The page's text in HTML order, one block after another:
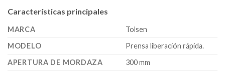
Características principales
MARCA
Tolsen
MODELO
Prensa liberación rápida.
APERTURA DE MORDAZA
300 mm